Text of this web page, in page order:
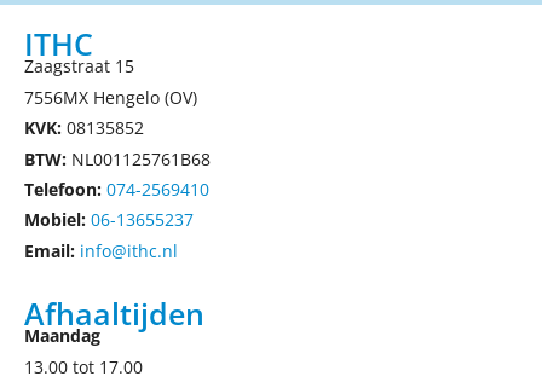
ITHC
Zaagstraat 15
7556MX Hengelo (OV)
KVK: 08135852
BTW: NL001125761B68
Telefoon: 074-2569410
Mobiel: 06-13655237
Email: info@ithc.nl
Afhaaltijden
Maandag
13.00 tot 17.00